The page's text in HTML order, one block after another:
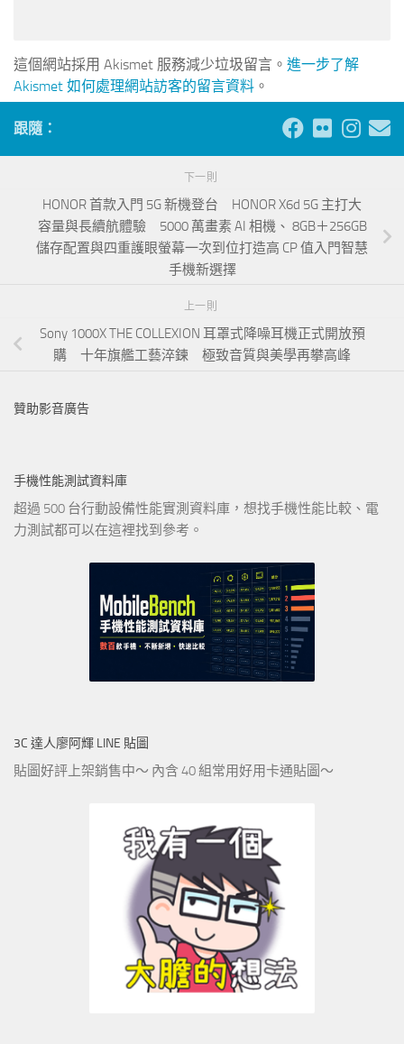
這個網站採用 Akismet 服務減少垃圾留言。 進一步了解
Akismet 如何處理網站訪客的留言資料 。
跟隨：
下一則
HONOR 首款入門 5G 新機登台 HONOR X6d 5G 主打大
容量與長續航體驗 5000 萬畫素 AI 相機、 8GB＋256GB
儲存配置與四重護眼螢幕一次到位打造高 CP 值入門智慧
手機新選擇
上一則
Sony 1000X THE COLLEXION 耳罩式降噪耳機正式開放預
購 十年旗艦工藝淬鍊 極致音質與美學再攀高峰
贊助影音廣告
手機性能測試資料庫
超過 500 台行動設備性能實測資料庫，想找手機性能比較、電
力測試都可以在這裡找到參考。
3C 達人廖阿輝 LINE 貼圖
貼圖好評上架銷售中～ 內含 40 組常用好用卡通貼圖～